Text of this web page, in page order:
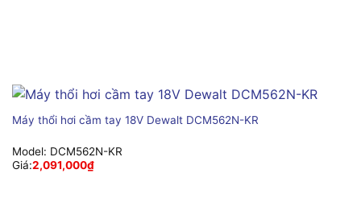
Máy thổi hơi cầm tay 18V Dewalt DCM562N-KR
Model: DCM562N-KR
Giá:2,091,000₫